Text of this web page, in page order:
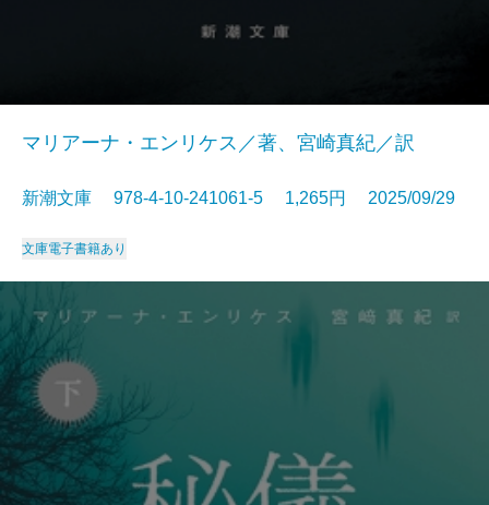
マリアーナ・エンリケス／著、宮崎真紀／訳
新潮文庫 978-4-10-241061-5 1,265円 2025/09/29
文庫電子書籍あり